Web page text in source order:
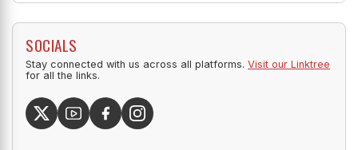
SOCIALS
Stay connected with us across all platforms. Visit our Linktree
for all the links.